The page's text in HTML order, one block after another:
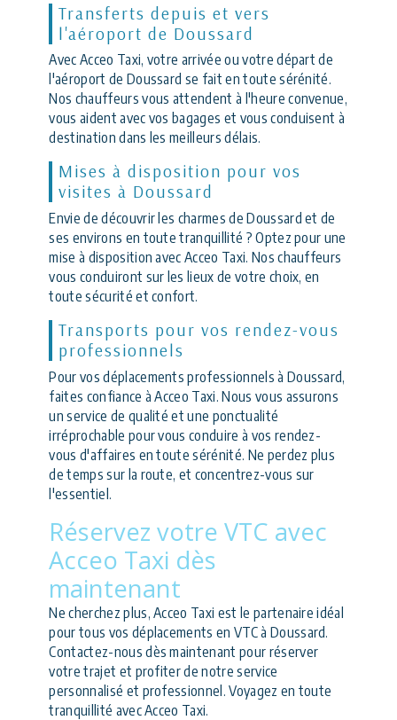
Transferts depuis et vers
l'aéroport de Doussard
Avec Acceo Taxi, votre arrivée ou votre départ de
l'aéroport de Doussard se fait en toute sérénité.
Nos chauffeurs vous attendent à l'heure convenue,
vous aident avec vos bagages et vous conduisent à
destination dans les meilleurs délais.
Mises à disposition pour vos
visites à Doussard
Envie de découvrir les charmes de Doussard et de
ses environs en toute tranquillité ? Optez pour une
mise à disposition avec Acceo Taxi. Nos chauffeurs
vous conduiront sur les lieux de votre choix, en
toute sécurité et confort.
Transports pour vos rendez-vous
professionnels
Pour vos déplacements professionnels à Doussard,
faites confiance à Acceo Taxi. Nous vous assurons
un service de qualité et une ponctualité
irréprochable pour vous conduire à vos rendez-
vous d'affaires en toute sérénité. Ne perdez plus
de temps sur la route, et concentrez-vous sur
l'essentiel.
Réservez votre VTC avec
Acceo Taxi dès
maintenant
Ne cherchez plus, Acceo Taxi est le partenaire idéal
pour tous vos déplacements en VTC à Doussard.
Contactez-nous dès maintenant pour réserver
votre trajet et profiter de notre service
personnalisé et professionnel. Voyagez en toute
tranquillité avec Acceo Taxi.